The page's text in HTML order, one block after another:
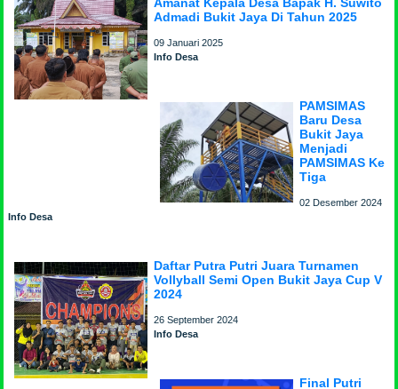
Admadi Bukit Jaya Di Tahun 2025
09 Januari 2025
Info Desa
PAMSIMAS
Baru Desa
Bukit Jaya
Menjadi
PAMSIMAS Ke
Tiga
02 Desember 2024
Info Desa
Daftar Putra Putri Juara Turnamen
Vollyball Semi Open Bukit Jaya Cup V
2024
26 September 2024
Info Desa
Final Putri